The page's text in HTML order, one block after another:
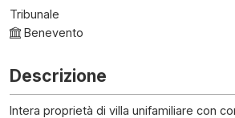
Tribunale
Benevento
Descrizione
Intera proprietà di villa unifamiliare con